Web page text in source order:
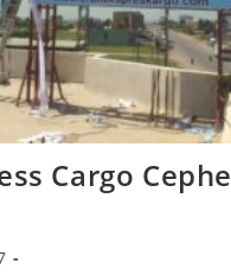
Cargo Cephe